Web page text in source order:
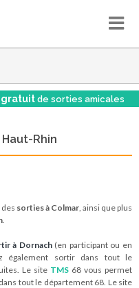
de sorties amicales
Rhin
sorties à Colmar, ainsi que plus
.
à Dornach(en participant ou en
également sortir dans tout le
Le site TMS 68 vous permet
tout le département 68. Le site